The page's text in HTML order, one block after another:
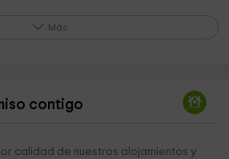
Esteban
of Navarra 1,9 km
Más
contigo
calidad de nuestros alojamientos y